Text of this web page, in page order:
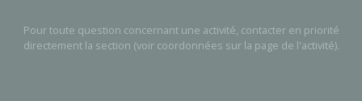
Pour toute question concernant une activité, contacter en priorité
directement la section (voir coordonnées sur la page de l'activité).